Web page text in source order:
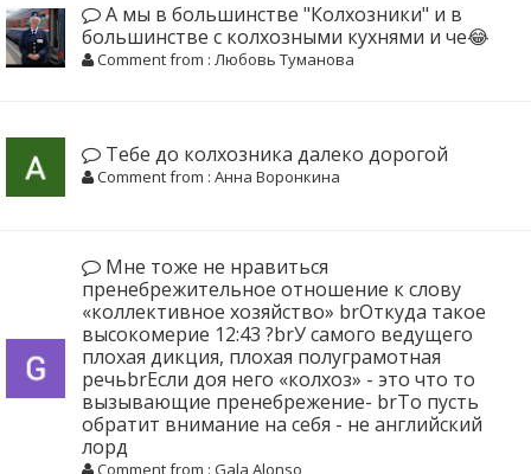
А мы в большинстве "Колхозники" и в
большинстве с колхозными кухнями и че😂
Comment from : Любовь Туманова
Тебе до колхозника далеко дорогой
Comment from : Анна Воронкина
Мне тоже не нравиться
пренебрежительное отношение к слову
«коллективное хозяйство» brОткуда такое
высокомерие 12:43 ?brУ самого ведущего
плохая дикция, плохая полуграмотная
речьbrЕсли доя него «колхоз» - это что то
вызывающие пренебрежение- brТо пусть
обратит внимание на себя - не английский
лорд
Comment from : Gala Alonso